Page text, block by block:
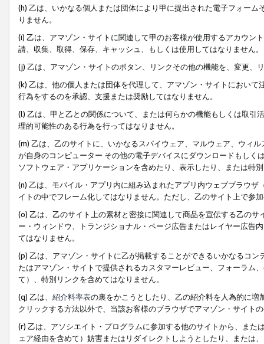
(h) 乙は、いかなる個人または団体により甲に提出された電子フォー
りません。
(i) 乙は、アマゾン・サイトに関連して甲のお客様が使用するアカウン
請、収集、取得、保存、キャッシュ、もしくは使用してはなりません。
(j) 乙は、アマゾン・サイトのボタン、リンクその他の機能を、変更、
(k) 乙は、他の個人または団体を代理して、アマゾン・サイトにおい
行為をするのを承認、支援または奨励してはなりません。
(l) 乙は、甲と乙との関係について、または何らかの機能もしくは取
理的可能性のある行為を行ってはなりません。
(m) 乙は、乙のサイトに、いかなるスパイウェア、マルウェア、ウィ
が自身のコンピューター その他の電子デバイスにダウンロードもし
ソフトウェア・アプリケーションを含めたり、表示したり、または特
(n) 乙は、モバイル・アプリ内に組み込まれたアプリ内ウェブブラウ
イトの中でフレーム化してはなりません。ただし、乙のサイト上で参
(o) 乙は、乙のサイト上の素材と密接に関連して商品を宣伝する乙の
ー・ウィンドウ、トランジショナル・ページ広告またはレイヤー広告
てはなりません。
(p) 乙は、アマゾン・サイトに乙が掲載することができるいかなるコ
たはアマゾン・サイトで提供されるカスタマーレビュー、フォーラム
て）、特別リンクを含めてはなりません。
(q) 乙は、 紹介料率表の裏をかこうとしたり、乙の紹介料を人為的に
クリックする方法以外で、当該お客様のブラウザでアマゾン・サイト
(r) 乙は、アソシエイト・プログラムに参加する他のサイトから、ま
ェア経由を含めて）妨害またはリダイレクトしようとしたり、または